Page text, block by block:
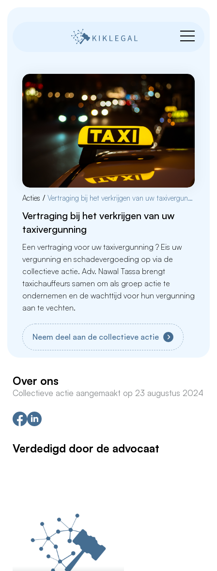
Acties / Vertraging bij het verkrijgen van uw taxivergunning
Vertraging bij het verkrijgen van uw
taxivergunning
Een vertraging voor uw taxivergunning ? Eis uw
vergunning en schadevergoeding op via de
collectieve actie. Adv. Nawal Tassa brengt
taxichauffeurs samen om als groep actie te
ondernemen en de wachttijd voor hun vergunning
aan te vechten.
Neem deel aan de collectieve actie
Over ons
Collectieve actie aangemaakt op 23 augustus 2024
Verdedigd door de advocaat